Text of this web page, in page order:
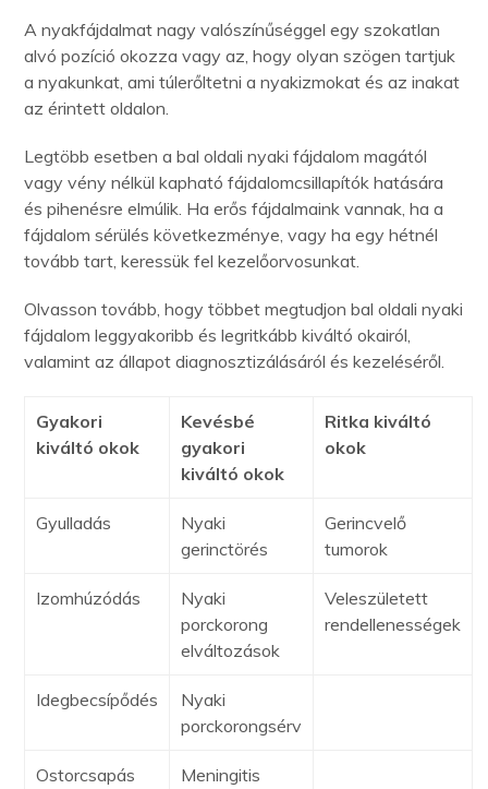
A nyakfájdalmat nagy valószínűséggel egy szokatlan
alvó pozíció okozza vagy az, hogy olyan szögen tartjuk
a nyakunkat, ami túlerőltetni a nyakizmokat és az inakat
az érintett oldalon.
Legtöbb esetben a bal oldali nyaki fájdalom magától
vagy vény nélkül kapható fájdalomcsillapítók hatására
és pihenésre elmúlik. Ha erős fájdalmaink vannak, ha a
fájdalom sérülés következménye, vagy ha egy hétnél
tovább tart, keressük fel kezelőorvosunkat.
Olvasson tovább, hogy többet megtudjon bal oldali nyaki
fájdalom leggyakoribb és legritkább kiváltó okairól,
valamint az állapot diagnosztizálásáról és kezeléséről.
Gyakori
kiváltó okok
Kevésbé
gyakori
kiváltó okok
Ritka kiváltó
okok
Gyulladás
Nyaki
gerinctörés
Gerincvelő
tumorok
Izomhúzódás
Nyaki
porckorong
elváltozások
Veleszületett
rendellenességek
Idegbecsípődés
Nyaki
porckorongsérv
Ostorcsapás
Meningitis